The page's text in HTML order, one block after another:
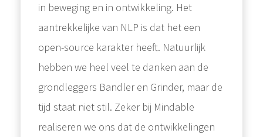
in beweging en in ontwikkeling. Het
aantrekkelijke van NLP is dat het een
open-source karakter heeft. Natuurlijk
hebben we heel veel te danken aan de
grondleggers Bandler en Grinder, maar de
tijd staat niet stil. Zeker bij Mindable
realiseren we ons dat de ontwikkelingen